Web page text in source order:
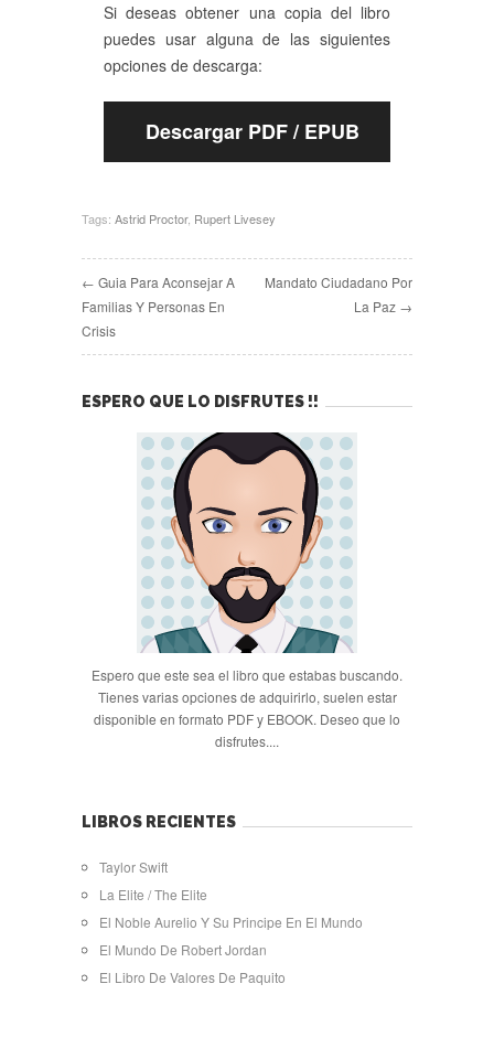
Si deseas obtener una copia del libro
puedes usar alguna de las siguientes
opciones de descarga:
Descargar PDF / EPUB
Tags: Astrid Proctor, Rupert Livesey
← Guia Para Aconsejar A
Familias Y Personas En
Crisis
Mandato Ciudadano Por
La Paz →
ESPERO QUE LO DISFRUTES !!
Espero que este sea el libro que estabas buscando.
Tienes varias opciones de adquirirlo, suelen estar
disponible en formato PDF y EBOOK. Deseo que lo
disfrutes....
LIBROS RECIENTES
Taylor Swift
La Elite / The Elite
El Noble Aurelio Y Su Principe En El Mundo
El Mundo De Robert Jordan
El Libro De Valores De Paquito